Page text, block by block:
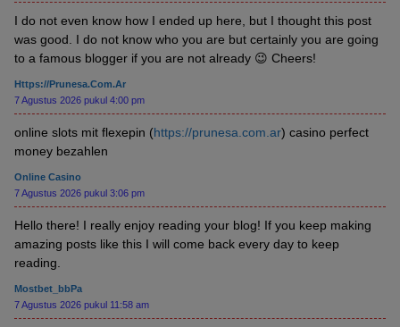
I do not even know how I ended up here, but I thought this post
was good. I do not know who you are but certainly you are going
to a famous blogger if you are not already 😉 Cheers!
Https://prunesa.com.ar
7 Agustus 2026 pukul 4:00 pm
online slots mit flexepin (https://prunesa.com.ar) casino perfect
money bezahlen
Online Casino
7 Agustus 2026 pukul 3:06 pm
Hello there! I really enjoy reading your blog! If you keep making
amazing posts like this I will come back every day to keep
reading.
Mostbet_bbPa
7 Agustus 2026 pukul 11:58 am